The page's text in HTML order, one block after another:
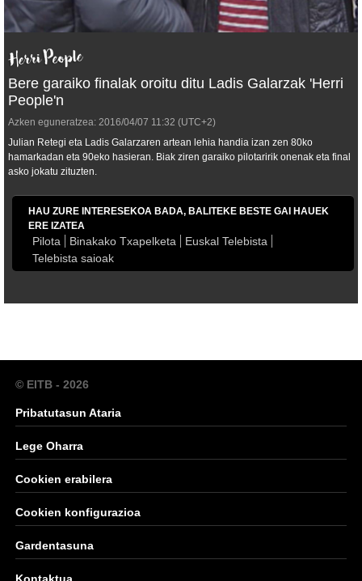
Bere garaiko finalak oroitu ditu Ladis Galarzak 'Herri
People'n
Azken eguneratzea: 2016/04/07 11:32 (UTC+2)
Julian Retegi eta Ladis Galarzaren artean lehia handia izan zen 80ko
hamarkadan eta 90eko hasieran. Biak ziren garaiko pilotaririk onenak eta final
asko jokatu zituzten.
HAU ZURE INTERESEKOA BADA, BALITEKE BESTE GAI HAUEK
ERE IZATEA
Pilota Binakako Txapelketa
Euskal Telebista
Telebista saioak
© EITB - 2026
Pribatutasun Ataria
Lege Oharra
Cookien erabilera
Cookien konfigurazioa
Gardentasuna